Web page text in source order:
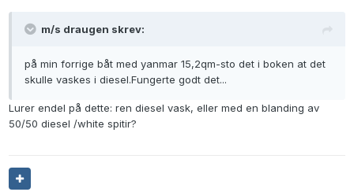
m/s draugen skrev:
på min forrige båt med yanmar 15,2qm-sto det i boken at det
skulle vaskes i diesel.Fungerte godt det...
Lurer endel på dette: ren diesel vask, eller med en blanding av
50/50 diesel /white spitir?